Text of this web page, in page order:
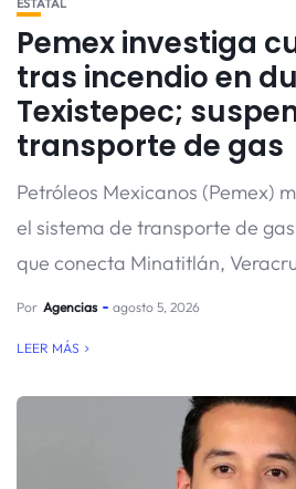
ESTATAL
Pemex investiga
tras incendio en
Texistepec;
transporte de gas
Petróleos Mexicanos (Pemex)
el sistema de transporte de
que conecta Minatitlán,
Por Agencias agosto 5, 2026
LEER MÁS